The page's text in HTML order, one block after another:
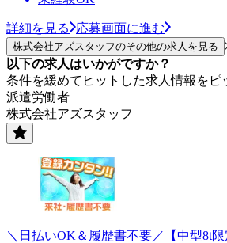
詳細を見る 応募画面に進む
株式会社アズスタッフのその他の求人を見る
以下の求人はいかがですか？
条件を緩めてヒットした求人情報をピ
派遣労働者
株式会社アズスタッフ
＼日払いOK＆履歴書不要／【中型8t